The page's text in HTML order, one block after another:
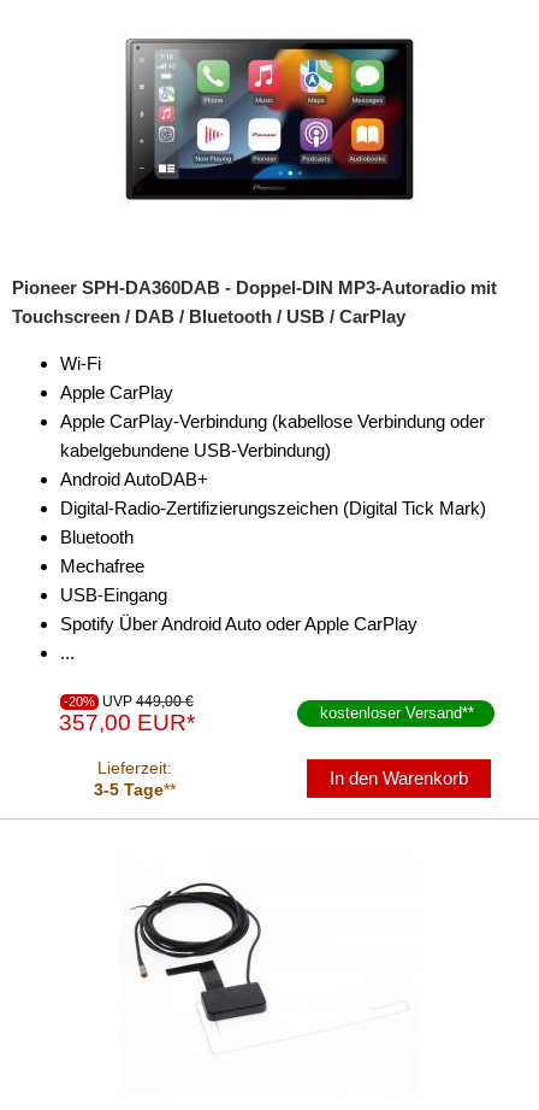
Pioneer SPH-DA360DAB - Doppel-DIN MP3-Autoradio mit
Touchscreen / DAB / Bluetooth / USB / CarPlay
Wi-Fi
Apple CarPlay
Apple CarPlay-Verbindung (kabellose Verbindung oder
kabelgebundene USB-Verbindung)
Android AutoDAB+
Digital-Radio-Zertifizierungszeichen (Digital Tick Mark)
Bluetooth
Mechafree
USB-Eingang
Spotify Über Android Auto oder Apple CarPlay
...
-20% UVP 449,00 €
357,00 EUR* kostenloser Versand**
Lieferzeit:
3-5 Tage**
In den Warenkorb